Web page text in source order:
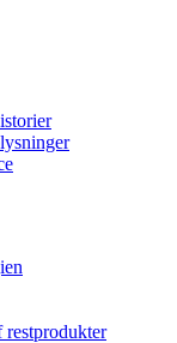
restprodukter